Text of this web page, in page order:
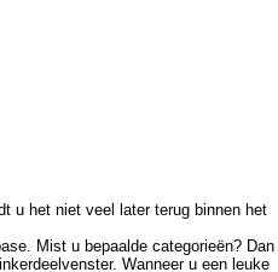
u het niet veel later terug binnen het
Mist u bepaalde categorieën? Dan
Wanneer u een leuke